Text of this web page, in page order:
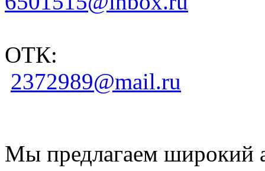
ОТК:
2372989@mail.ru
Мы предлагаем широкий